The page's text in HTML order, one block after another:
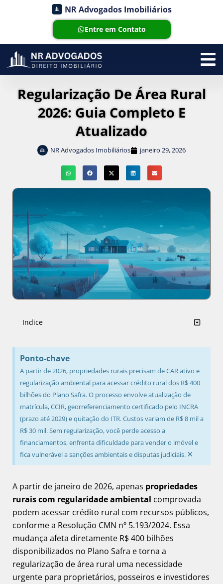
NR Advogados Imobiliários
Entre em Contato
Regularização De Área Rural
2026: Guia Completo E
Atualizado
NR Advogados Imobiliários janeiro 29, 2026
Indice
Ponto-chave
A partir de 2026, propriedades rurais precisam de CAR ativo e
regularização ambiental para acessar crédito rural dos R$ 400
bilhões do Plano Safra. O processo envolve atualização de
matrícula, CCIR, georreferenciamento certificado pelo INCRA
(prazo até 2029) e quitação do ITR. Custos variam de R$ 8 mil a
R$ 30 mil. Sem regularização, você perde acesso a
financiamentos, enfrenta dificuldade para vender o imóvel e
fica vulnerável a sanções ambientais e disputas judiciais. ×
A partir de janeiro de 2026, apenas propriedades
rurais com regularidade ambiental comprovada
podem acessar crédito rural com recursos públicos,
conforme a Resolução CMN nº 5.193/2024. Essa
mudança afeta diretamente R$ 400 bilhões
disponibilizados no Plano Safra e torna a
regularização de área rural uma necessidade
urgente para proprietários, posseiros e investidores